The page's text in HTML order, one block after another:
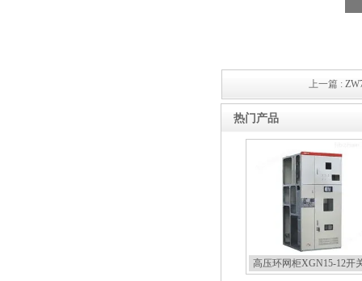
上一篇 :
热门产品
高压环网柜XGN15-12开